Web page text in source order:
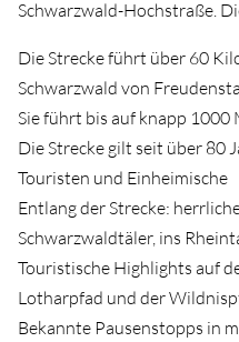
Schwarzwald-Hochstraße.
Die Strecke führt über 60
Schwarzwald von
Sie führt bis auf knapp 1000
Die Strecke gilt seit über 80
Touristen und Einheimische
Entlang der Strecke:
Schwarzwaldtäler, ins
Touristische Highlights auf
Lotharpfad und der
Bekannte Pausenstopps in